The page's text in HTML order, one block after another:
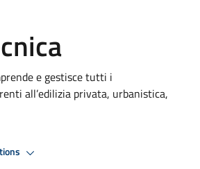
e gestisce tutti i
all’edilizia privata, urbanistica,